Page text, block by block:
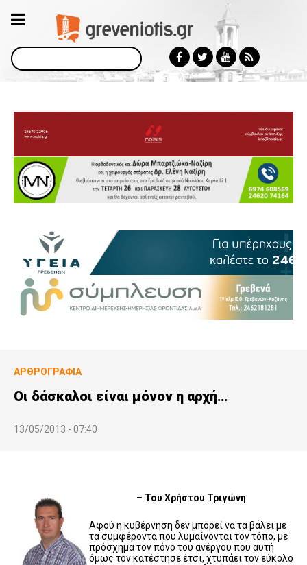
Αναζήτηση
ΑΡΘΡΟΓΡΑΦΊΑ
Οι δάσκαλοι είναι μόνον η αρχή…
13/05/2013 - 07:40
– Του Χρήστου Τριγώνη
Αφού η κυβέρνηση δεν μπορεί να τα βάλει με
τα συμφέροντα που λυμαίνονται τον τόπο, με
πρόσχημα τον πόνο του ανέργου που αυτή
όμως τον κατέστησε έτσι, χτυπάει τον εύκολο